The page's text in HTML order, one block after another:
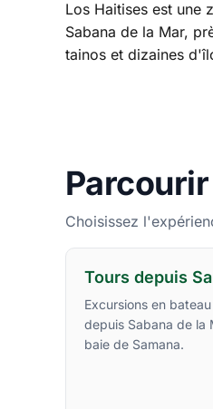
Los Haitises est une
Sabana de la Mar,
tainos et dizaines
Choisissez
Tours depuis
Excursions en
depuis Sabana de la
baie de Samana.